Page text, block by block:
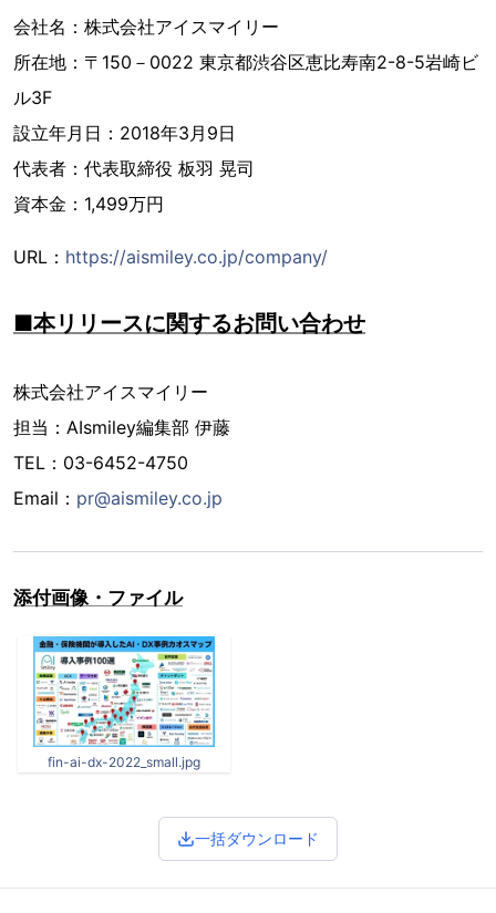
会社名：株式会社アイスマイリー
所在地：〒150－0022 東京都渋谷区恵比寿南2-8-5岩崎ビ
ル3F
設立年月日：2018年3月9日
代表者：代表取締役 板羽 晃司
資本金：1,499万円
URL： https://aismiley.co.jp/company/
■本リリースに関するお問い合わせ
株式会社アイスマイリー
担当：AIsmiley編集部 伊藤
TEL：03-6452-4750
Email： pr@aismiley.co.jp
添付画像・ファイル
fin-ai-dx-2022_small.jpg
一括ダウンロード